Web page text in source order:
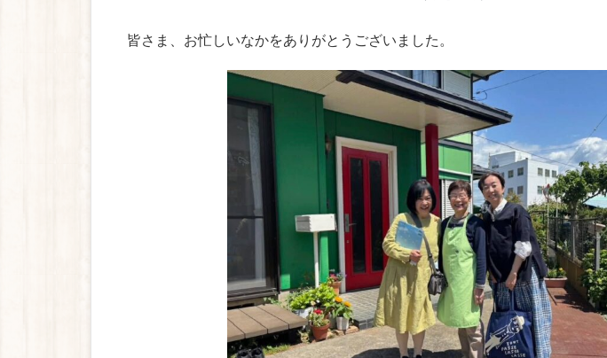
皆さま、お忙しいなかをありがとうございました。